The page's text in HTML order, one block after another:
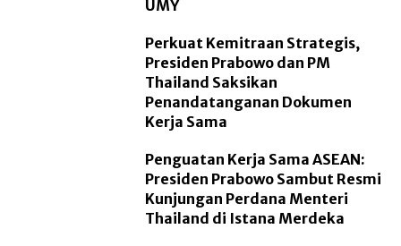
UMY
Perkuat Kemitraan Strategis,
Presiden Prabowo dan PM
Thailand Saksikan
Penandatanganan Dokumen
Kerja Sama
Penguatan Kerja Sama ASEAN:
Presiden Prabowo Sambut Resmi
Kunjungan Perdana Menteri
Thailand di Istana Merdeka